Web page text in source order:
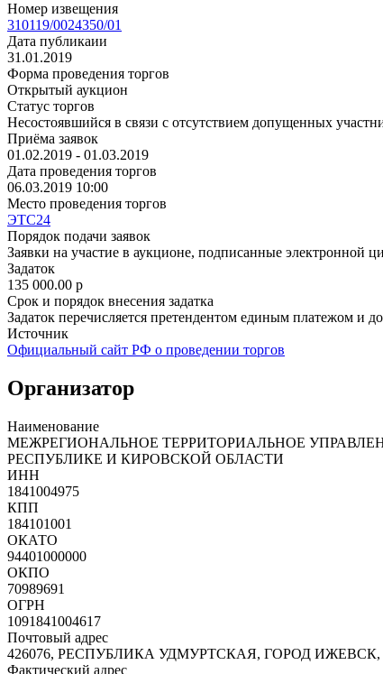
Номер извещения
310119/0024350/01
Дата публикаии
31.01.2019
Форма проведения торгов
Открытый аукцион
Статус торгов
Несостоявшийся в связи с отсутствием допущенных
Приёма заявок
01.02.2019 - 01.03.2019
Дата проведения торгов
06.03.2019 10:00
Место проведения торгов
ЭТС24
Порядок подачи заявок
Заявки на участие в аукционе, подписанные
Задаток
135 000.00 p
Срок и порядок внесения задатка
Задаток перечисляется претендентом единым платежом и
Источник
Официальный сайт РФ о проведении торгов
Организатор
Наименование
МЕЖРЕГИОНАЛЬНОЕ ТЕРРИТОРИАЛЬНОЕ
РЕСПУБЛИКЕ И КИРОВСКОЙ ОБЛАСТИ
ИНН
1841004975
КПП
184101001
ОКАТО
94401000000
ОКПО
70989691
ОГРН
1091841004617
Почтовый адрес
426076, РЕСПУБЛИКА УДМУРТСКАЯ, ГОРОД
Фактический адрес